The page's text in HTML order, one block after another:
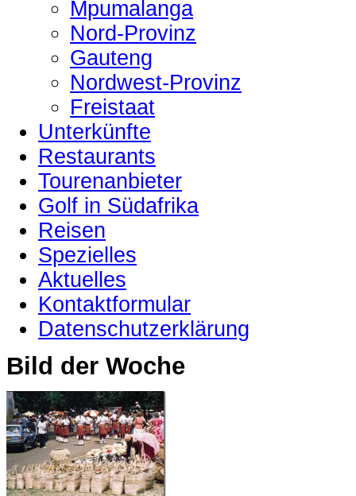
Mpumalanga
Nord-Provinz
Gauteng
Nordwest-Provinz
Freistaat
Unterkünfte
Restaurants
Tourenanbieter
Golf in Südafrika
Reisen
Spezielles
Aktuelles
Kontaktformular
Datenschutzerklärung
Bild der Woche